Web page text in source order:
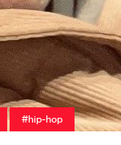
#hip-hop